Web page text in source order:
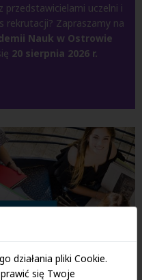
uczelni i
rekrutacji? Zapraszamy na
Nauk w Ostrowie
20 sierpnia 2026 r.
działania pliki Cookie.
się Twoje